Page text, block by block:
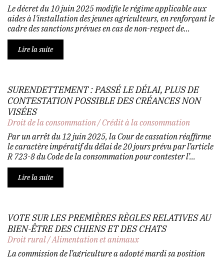
Le décret du 10 juin 2025 modifie le régime applicable aux
aides à l'installation des jeunes agriculteurs, en renforçant le
cadre des sanctions prévues en cas de non-respect de...
Lire la suite
SURENDETTEMENT : PASSÉ LE DÉLAI, PLUS DE
CONTESTATION POSSIBLE DES CRÉANCES NON
VISÉES
Droit de la consommation/Crédit à la consommation
Par un arrêt du 12 juin 2025, la Cour de cassation réaffirme
le caractère impératif du délai de 20 jours prévu par l’article
R 723-8 du Code de la consommation pour contester l’...
Lire la suite
VOTE SUR LES PREMIÈRES RÈGLES RELATIVES AU
BIEN-ÊTRE DES CHIENS ET DES CHATS
Droit rural/Alimentation et animaux
La commission de l’agriculture a adopté mardi sa position